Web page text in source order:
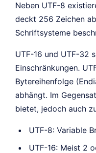
Neben UTF-8
deckt 256 Zeichen
Schriftsysteme
UTF-16 und UTF-32
Einschränkungen.
Bytereihenfolge
abhängt. Im
bietet, jedoch auch
UTF-8: Variable
UTF-16: Meist 2